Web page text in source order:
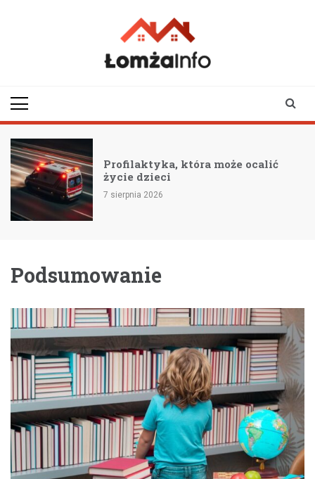
Profilaktyka, która może ocalić
życie dzieci
7 sierpnia 2026
Podsumowanie